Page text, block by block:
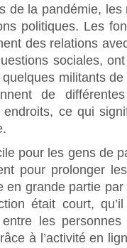
de la pandémie,
politiques. Les
des relations
sociales,
militants
de
endroits, ce qui
pour les gens de
pour prolonger
en grande partie
était court,
entre les
à l’activité en